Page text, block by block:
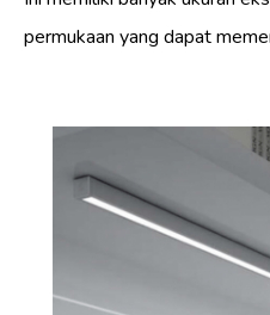
permukaan yang dapat